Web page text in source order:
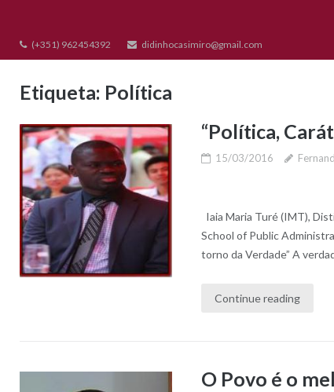
content(+351) 962454392 didinhocasimiro@gmail.com
Etiqueta: Política
“Política,
15/03/2016
Iaia Maria Turé (IMT),
School of Public
torno da Verdade” A
Continue reading
O Povo é o